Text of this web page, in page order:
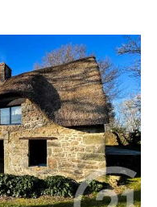
de taille du début